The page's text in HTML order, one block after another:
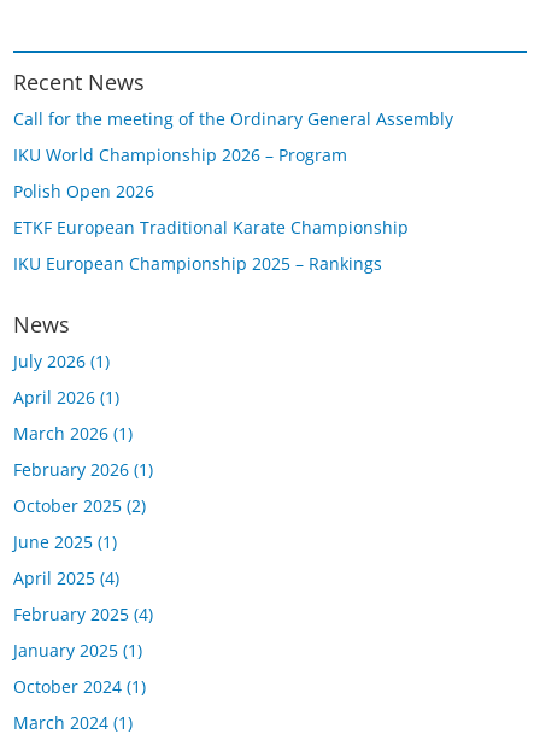
Recent News
Call for the meeting of the Ordinary General Assembly
IKU World Championship 2026 – Program
Polish Open 2026
ETKF European Traditional Karate Championship
IKU European Championship 2025 – Rankings
News
July 2026 (1)
April 2026 (1)
March 2026 (1)
February 2026 (1)
October 2025 (2)
June 2025 (1)
April 2025 (4)
February 2025 (4)
January 2025 (1)
October 2024 (1)
March 2024 (1)